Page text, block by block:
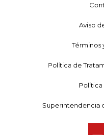
Aviso
Términos
Política de
Superintendencia